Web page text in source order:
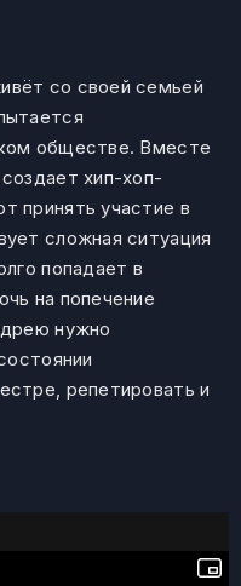
со своей семьей
обществе. Вместе
хип-хоп-
принять участие в
сложная ситуация
попадает в
на попечение
нужно
репетировать и